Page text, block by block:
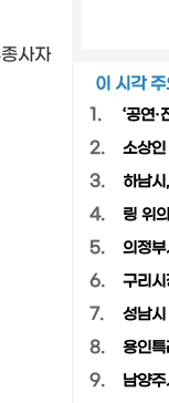
사자
이 시각
1.
‘공연·
2. 소상인
3. 하남
4. 링 위
5. 의정
6. 구리시
7. 성남
8. 용인
9. 남양